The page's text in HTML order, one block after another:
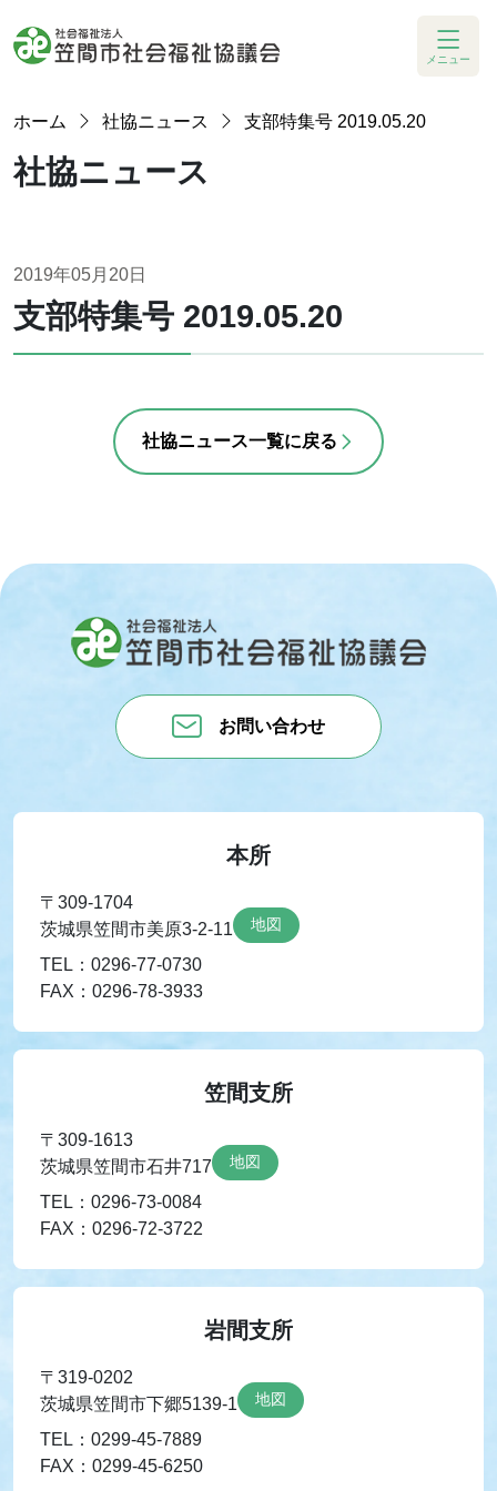
メニュー
ホーム 社協ニュース 支部特集号 2019.05.20
社協ニュース
2019年05月20日
支部特集号 2019.05.20
社協ニュース一覧に戻る
お問い合わせ
本所
〒309-1704
茨城県笠間市美原3-2-11
地図
TEL：0296-77-0730
FAX：0296-78-3933
笠間支所
〒309-1613
茨城県笠間市石井717
地図
TEL：0296-73-0084
FAX：0296-72-3722
岩間支所
〒319-0202
茨城県笠間市下郷5139-1
地図
TEL：0299-45-7889
FAX：0299-45-6250